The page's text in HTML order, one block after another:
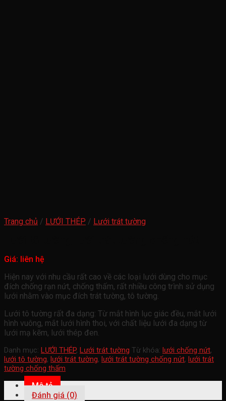
Trang chủ / LƯỚI THÉP / Lưới trát tường
Giá: liên hệ
Hiện nay với nhu cầu rất cao về các loại lưới dùng cho mục
đích chống rạn nứt, chống thấm, rất nhiều công trình sử dụng
lưới nhằm vào mục đích trát tường, tô tường.
Lưới tô tường rất đa dạng: Từ mắt hình lục giác đều, mắt lưới
hình vuông, mắt lưới hình thoi, với chất liệu lưới đa dạng từ
lưới mạ kẽm, lưới thép đen.
Danh mục: LƯỚI THÉP, Lưới trát tường Từ khóa: lưới chống nứt,
lưới tô tường, lưới trát tường, lưới trát tường chống nứt, lưới trát
tường chống thấm
Mô tả
Đánh giá (0)